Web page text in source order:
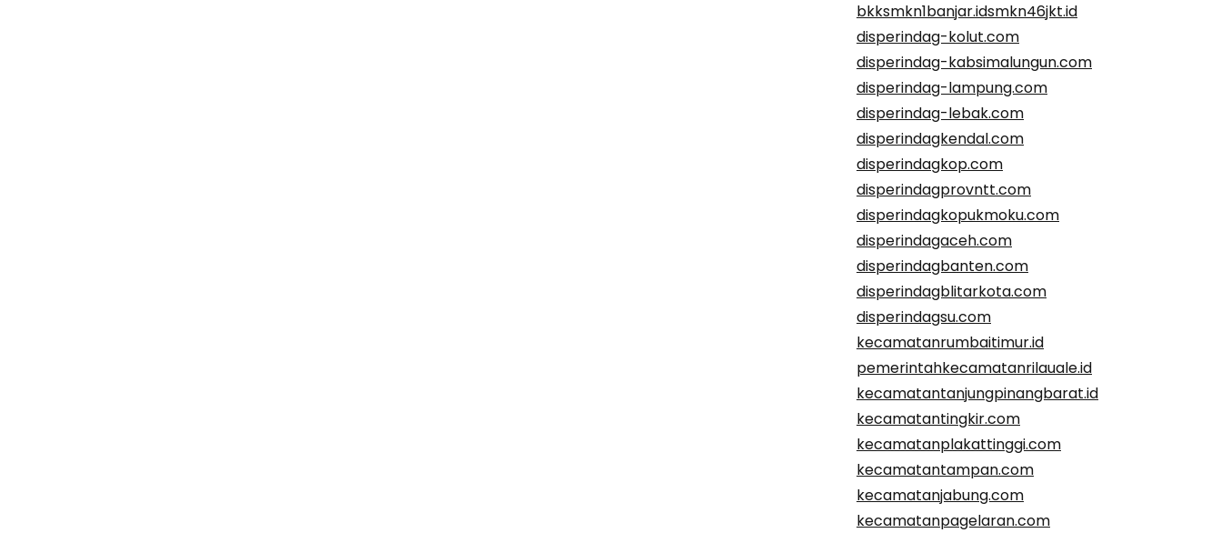
bkksmkn1banjar.idsmkn46jkt.id
disperindag-kolut.com
disperindag-kabsimalungun.com
disperindag-lampung.com
disperindag-lebak.com
disperindagkendal.com
disperindagkop.com
disperindagprovntt.com
disperindagkopukmoku.com
disperindagaceh.com
disperindagbanten.com
disperindagblitarkota.com
disperindagsu.com
kecamatanrumbaitimur.id
pemerintahkecamatanrilauale.id
kecamatantanjungpinangbarat.id
kecamatantingkir.com
kecamatanplakattinggi.com
kecamatantampan.com
kecamatanjabung.com
kecamatanpagelaran.com